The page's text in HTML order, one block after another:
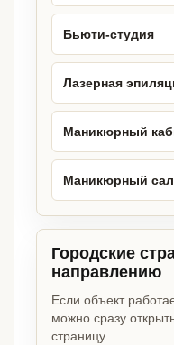
Бьюти-студия
Лазерная
Маникюрный
Маникюрный
Городские
направлению
Если объект
можно сразу
страницу.